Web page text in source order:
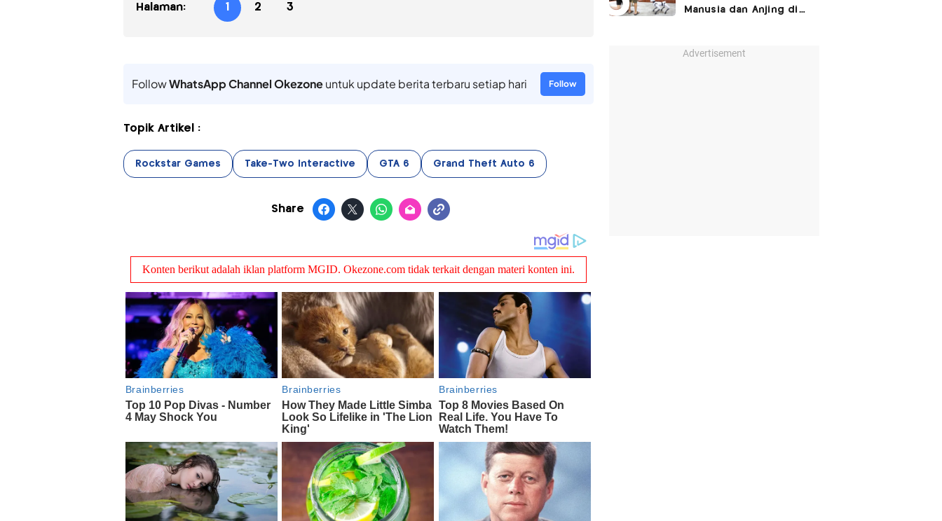
Halaman: 1 2 3
FollowWhatsApp Channel Okezoneuntuk update berita terbaru setiap hari Follow
Topik Artikel :
Rockstar Games Take-Two Interactive GTA 6 Grand Theft Auto 6
Share
Manusia dan Anjing di
Advertisement